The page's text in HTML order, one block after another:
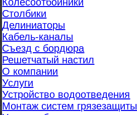
Колесоотбойники
Столбики
Делиниаторы
Кабель-каналы
Съезд с бордюра
Решетчатый настил
О компании
Услуги
Устройство водоотведения
Монтаж систем грязезащиты